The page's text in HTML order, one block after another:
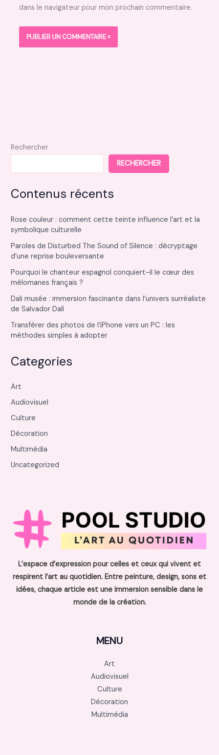
dans le navigateur pour mon prochain commentaire.
Rechercher
RECHERCHER
Contenus récents
Rose couleur : comment cette teinte influence l’art et la
symbolique culturelle
Paroles de Disturbed The Sound of Silence : décryptage
d’une reprise bouleversante
Pourquoi le chanteur espagnol conquiert-il le cœur des
mélomanes français ?
Dali musée : immersion fascinante dans l’univers surréaliste
de Salvador Dalí
Transférer des photos de l’iPhone vers un PC : les
méthodes simples à adopter
Categories
Art
Audiovisuel
Culture
Décoration
Multimédia
Uncategorized
L’espace d’expression pour celles et ceux qui vivent et
respirent l’art au quotidien. Entre peinture, design, sons et
idées, chaque article est une immersion sensible dans le
monde de la création.
MENU
Art
Audiovisuel
Culture
Décoration
Multimédia